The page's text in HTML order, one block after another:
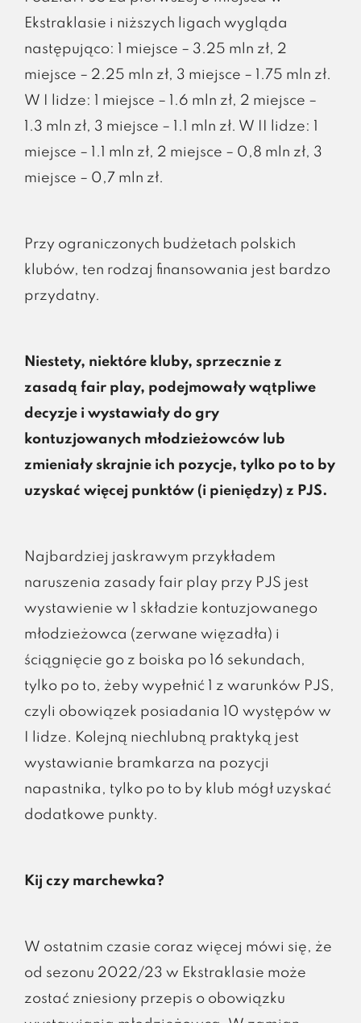
Ekstraklasie i niższych ligach wygląda
następująco: 1 miejsce – 3.25 mln zł, 2
miejsce – 2.25 mln zł, 3 miejsce – 1.75 mln zł.
W I lidze: 1 miejsce – 1.6 mln zł, 2 miejsce –
1.3 mln zł, 3 miejsce – 1.1 mln zł. W II lidze: 1
miejsce – 1.1 mln zł, 2 miejsce – 0,8 mln zł, 3
miejsce – 0,7 mln zł.
Przy ograniczonych budżetach polskich
klubów, ten rodzaj finansowania jest bardzo
przydatny.
Niestety, niektóre kluby, sprzecznie z
zasadą fair play, podejmowały wątpliwe
decyzje i wystawiały do gry
kontuzjowanych młodzieżowców lub
zmieniały skrajnie ich pozycje, tylko po to by
uzyskać więcej punktów (i pieniędzy) z PJS.
Najbardziej jaskrawym przykładem
naruszenia zasady fair play przy PJS jest
wystawienie w 1 składzie kontuzjowanego
młodzieżowca (zerwane więzadła) i
ściągnięcie go z boiska po 16 sekundach,
tylko po to, żeby wypełnić 1 z warunków PJS,
czyli obowiązek posiadania 10 występów w
I lidze. Kolejną niechlubną praktyką jest
wystawianie bramkarza na pozycji
napastnika, tylko po to by klub mógł uzyskać
dodatkowe punkty.
Kij czy marchewka?
W ostatnim czasie coraz więcej mówi się, że
od sezonu 2022/23 w Ekstraklasie może
zostać zniesiony przepis o obowiązku